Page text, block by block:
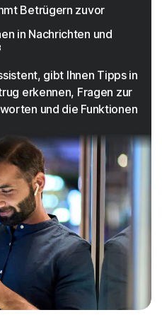
Betrügern zuvor
in Nachrichten und
gibt Ihnen Tipps in
erkennen, Fragen zur
und die Funktionen